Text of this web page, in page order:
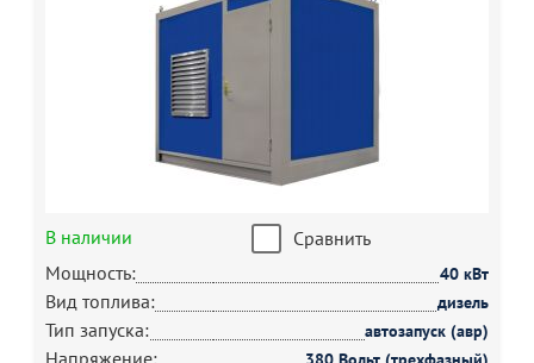
В наличии
Сравнить
Мощность:
40 кВт
Вид топлива: дизель
Тип запуска: автозапуск (авр)
Напряжение: